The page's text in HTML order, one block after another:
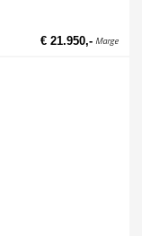
€ 21.950,- Marge